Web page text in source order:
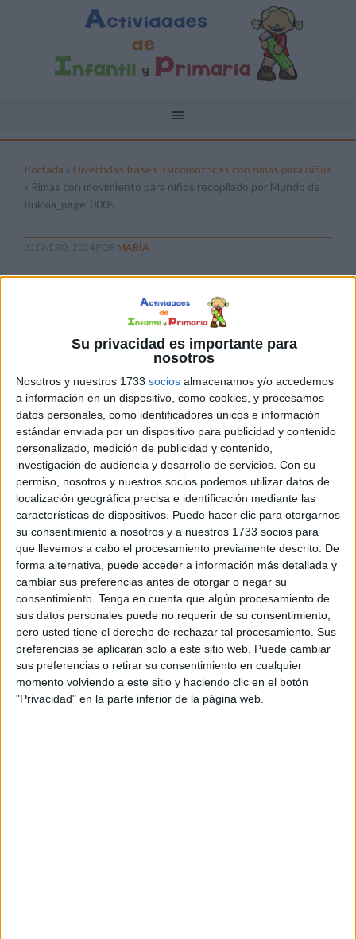
Su privacidad es importante para
nosotros
Nosotros y nuestros 1733 socios almacenamos y/o accedemos
a información en un dispositivo, como cookies, y procesamos
datos personales, como identificadores únicos e información
estándar enviada por un dispositivo para publicidad y contenido
personalizado, medición de publicidad y contenido,
investigación de audiencia y desarrollo de servicios. Con su
permiso, nosotros y nuestros socios podemos utilizar datos de
localización geográfica precisa e identificación mediante las
características de dispositivos. Puede hacer clic para otorgarnos
su consentimiento a nosotros y a nuestros 1733 socios para
que llevemos a cabo el procesamiento previamente descrito. De
forma alternativa, puede acceder a información más detallada y
cambiar sus preferencias antes de otorgar o negar su
consentimiento. Tenga en cuenta que algún procesamiento de
sus datos personales puede no requerir de su consentimiento,
pero usted tiene el derecho de rechazar tal procesamiento. Sus
preferencias se aplicarán solo a este sitio web. Puede cambiar
sus preferencias o retirar su consentimiento en cualquier
momento volviendo a este sitio y haciendo clic en el botón
"Privacidad" en la parte inferior de la página web.
Portada » Divertidas frases psicomotrices con rimas para niños
» Rimas con movimiento para niños recopilado por Mundo de
Rukkia_page-0005
31 ENERO, 2024 POR MARÍA
recopilado por Mundo de
Rukkia_page-0005
Pulsa sobre el enlace para descargar el
archivo: